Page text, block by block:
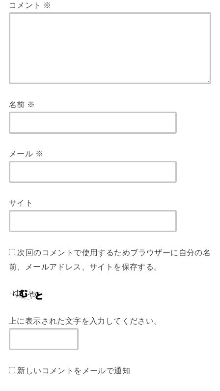
コメント ※
名前 ※
メール ※
サイト
次回のコメントで使用するためブラウザーに自分の名
前、メールアドレス、サイトを保存する。
上に表示された文字を入力してください。
新しいコメントをメールで通知